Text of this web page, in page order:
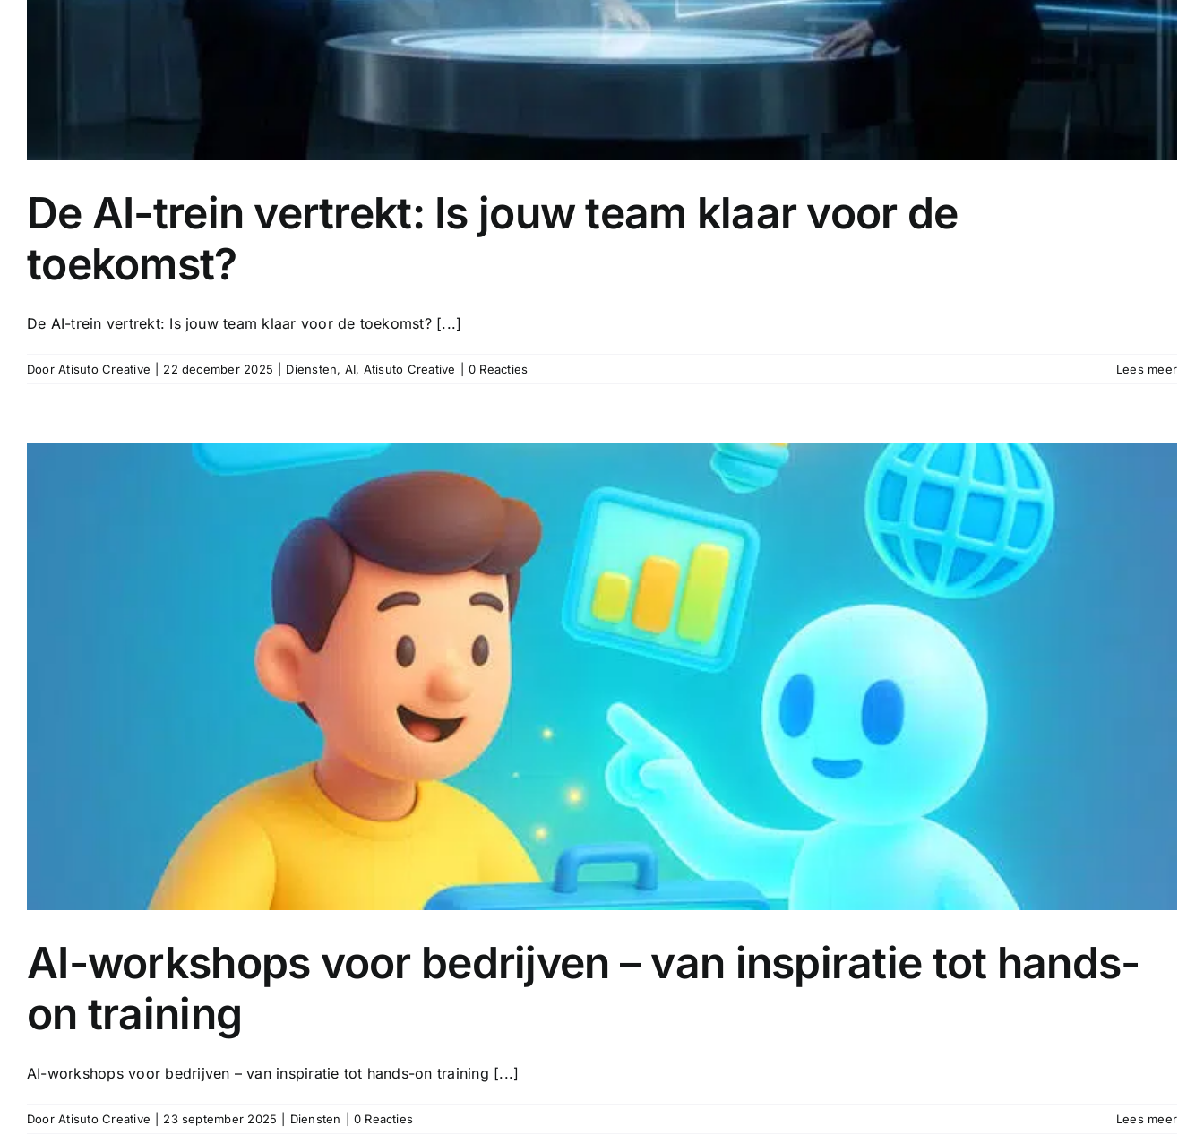
De AI-trein vertrekt: Is jouw team klaar voor de
toekomst?
De AI-trein vertrekt: Is jouw team klaar voor de toekomst? [...]
DoorAtisuto Creative 22 december 2025 Diensten, AI, Atisuto Creative 0 Reacties Lees meer
AI-workshops voor bedrijven – van inspiratie tot hands-
on training
AI-workshops voor bedrijven – van inspiratie tot hands-on training [...]
DoorAtisuto Creative 23 september 2025 Diensten 0 Reacties Lees meer